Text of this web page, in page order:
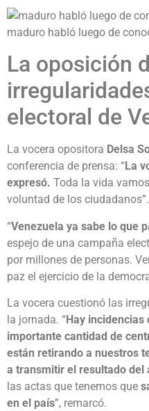
maduro habló luego de
La oposición
electoral de
La vocera opositora Delsa
conferencia de prensa: “La
expresó. Toda la vida
voluntad de los ciudadanos”.
“Venezuela ya sabe lo que
espejo de una campaña
por millones de personas.
paz el ejercicio de la
La vocera cuestionó las
la jornada. “Hay incidencias
importante cantidad de
están retirando a nuestros
a transmitir el resultado del
las actas que tenemos que
en el país”, remarcó.